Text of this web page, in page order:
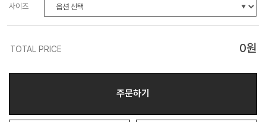
사이즈
TOTAL PRICE 0원
주문하기